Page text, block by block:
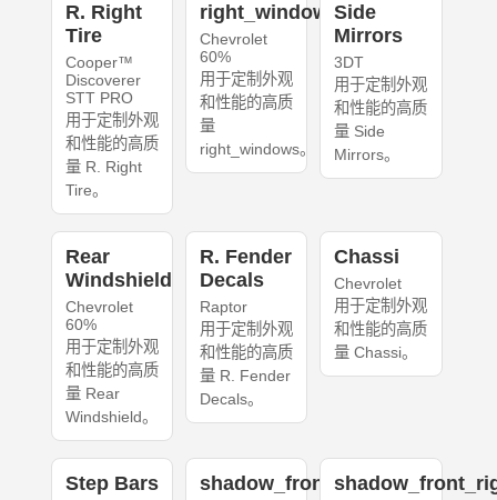
R. Right
Tire
Cooper™
Discoverer
STT PRO
用于定制外观
和性能的高质
量 R. Right
Tire。
right_windows
Chevrolet
60%
用于定制外观
和性能的高质
量
right_windows。
Side
Mirrors
3DT
用于定制外观
和性能的高质
量 Side
Mirrors。
Rear
Windshield
Chevrolet
60%
用于定制外观
和性能的高质
量 Rear
Windshield。
R. Fender
Decals
Raptor
用于定制外观
和性能的高质
量 R. Fender
Decals。
Chassi
Chevrolet
用于定制外观
和性能的高质
量 Chassi。
Step Bars shadow_front_left